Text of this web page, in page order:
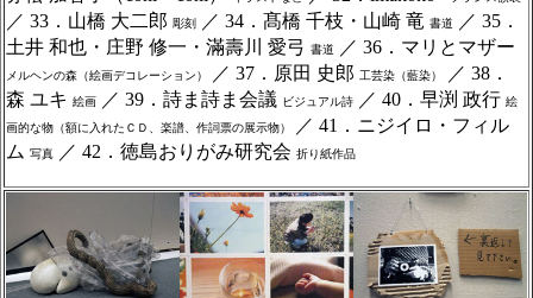
／ 33．山橋 大二郎 彫刻 ／ 34．髙橋 千枝・山崎 竜 書道
／ 35．
土井 和也・庄野 修一・滿壽川 愛弓 書道 ／ 36．マリとマザー
メルヘンの森（絵画デコレーション） ／ 37．原田 史郎 工芸染（藍染）
／ 38．
森 ユキ 絵画 ／ 39．詩ま詩ま会議 ビジュアル詩 ／ 40．早渕 政行 絵
画的な物（額に入れたＣＤ、楽譜、作詞票の展示物）
／ 41．ニジイロ・フィル
ム 写真 ／ 42．徳島おりがみ研究会 折り紙作品